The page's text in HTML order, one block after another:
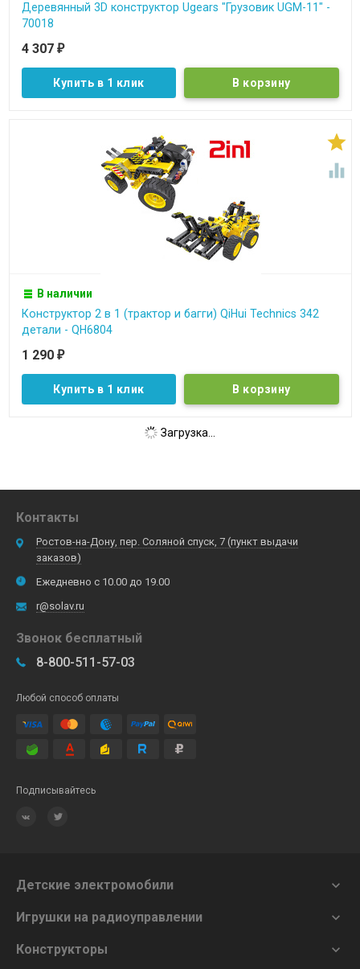
Деревянный 3D конструктор Ugears "Грузовик UGM-11" -
70018
4 307 ₽
Купить в 1 клик


В наличии
Конструктор 2 в 1 (трактор и багги) QiHui Technics 342
детали - QH6804
1 290 ₽
Купить в 1 клик
Загрузка...
Контакты
Ростов-на-Дону, пер. Соляной спуск, 7 (пункт выдачи
заказов)
Ежедневно с 10.00 до 19.00
r@solav.ru
Звонок бесплатный
8-800-511-57-03
Любой способ оплаты
Подписывайтесь
Детские электромобили 
Игрушки на радиоуправлении 
Конструкторы 